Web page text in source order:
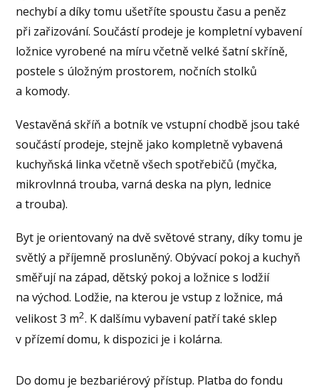
nechybí a díky tomu ušetříte spoustu času a peněz
při zařizování. Součástí prodeje je kompletní vybavení
ložnice vyrobené na míru včetně velké šatní skříně,
postele s úložným prostorem, nočních stolků
a komody.
Vestavěná skříň a botník ve vstupní chodbě jsou také
součástí prodeje, stejně jako kompletně vybavená
kuchyňská linka včetně všech spotřebičů (myčka,
mikrovlnná trouba, varná deska na plyn, lednice
a trouba).
Byt je orientovaný na dvě světové strany, díky tomu je
světlý a příjemně prosluněný. Obývací pokoj a kuchyň
směřují na západ, dětský pokoj a ložnice s lodžií
na východ. Lodžie, na kterou je vstup z ložnice, má
velikost 3 m2. K dalšímu vybavení patří také sklep
v přízemí domu, k dispozici je i kolárna.
Do domu je bezbariérový přístup. Platba do fondu